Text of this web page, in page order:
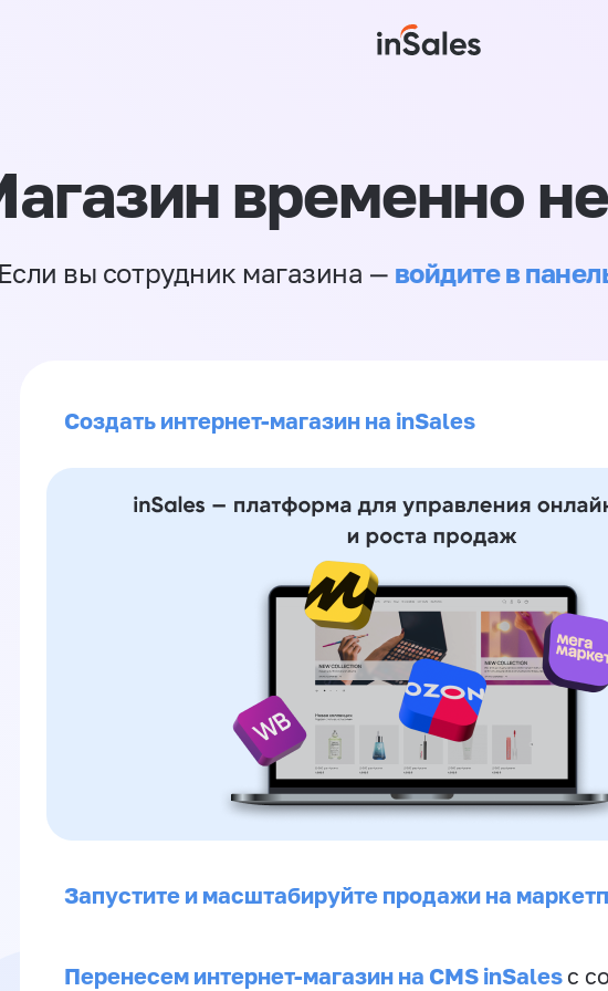
временно
Если вы сотрудник магазина — войдите в
Создать интернет-магазин на inSales
Запустите и масштабируйте продажи на
Перенесем интернет-магазин на CMS inSales с